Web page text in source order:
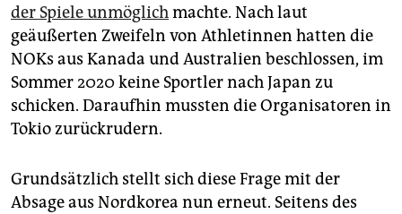
der Spiele unmöglichmachte. Nach laut
geäußerten Zweifeln von Athletinnen hatten die
NOKs aus Kanada und Australien beschlossen, im
Sommer 2020 keine Sportler nach Japan zu
schicken. Daraufhin mussten die Organisatoren in
Tokio zurückrudern.
Grundsätzlich stellt sich diese Frage mit der
Absage aus Nordkorea nun erneut. Seitens des